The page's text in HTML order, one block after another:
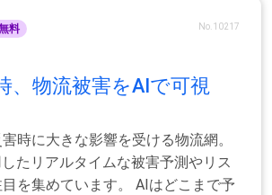
料 No.10217
、物流被害をAIで可視
時に大きな影響を受ける物流網。
たリアルタイムな被害予測やリス
を集めています。 AIはどこまで予